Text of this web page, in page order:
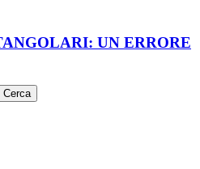
UN ERRORE